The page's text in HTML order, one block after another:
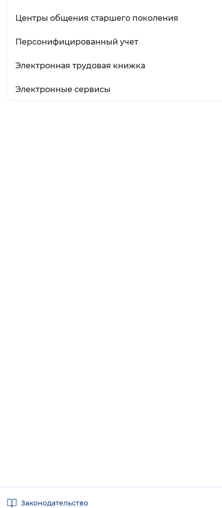
Центры общения старшего поколения
Персонифицированный учет
Электронная трудовая книжка
Электронные сервисы
Законодательство